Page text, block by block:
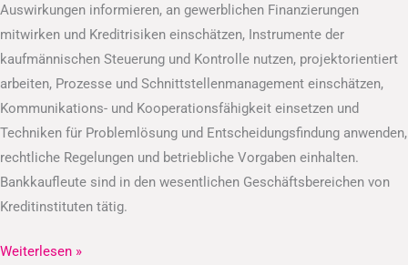
Auswirkungen informieren, an gewerblichen Finanzierungen
mitwirken und Kreditrisiken einschätzen, Instrumente der
kaufmännischen Steuerung und Kontrolle nutzen, projektorientiert
arbeiten, Prozesse und Schnittstellenmanagement einschätzen,
Kommunikations- und Kooperationsfähigkeit einsetzen und
Techniken für Problemlösung und Entscheidungsfindung anwenden,
rechtliche Regelungen und betriebliche Vorgaben einhalten.
Bankkaufleute sind in den wesentlichen Geschäftsbereichen von
Kreditinstituten tätig.
Weiterlesen »